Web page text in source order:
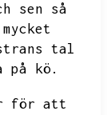
sen så
tal
på kö.
för att